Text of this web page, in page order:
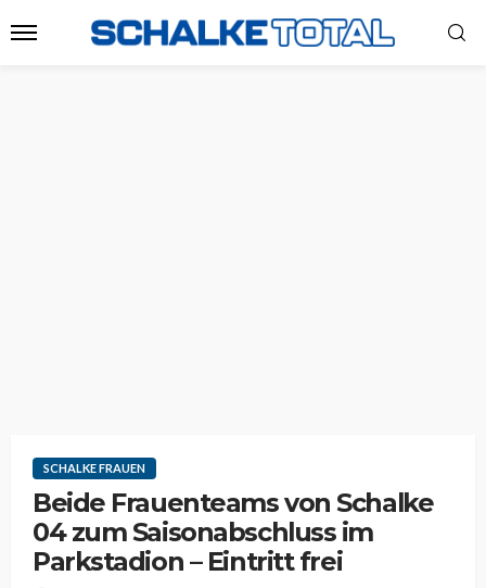
SCHALKE FRAUEN
Beide Frauenteams von Schalke
04 zum Saisonabschluss im
Parkstadion – Eintritt frei